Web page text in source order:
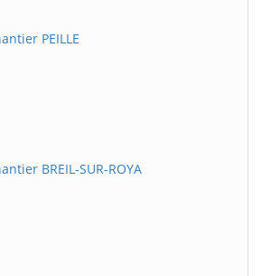
PEILLE
BREIL-SUR-ROYA